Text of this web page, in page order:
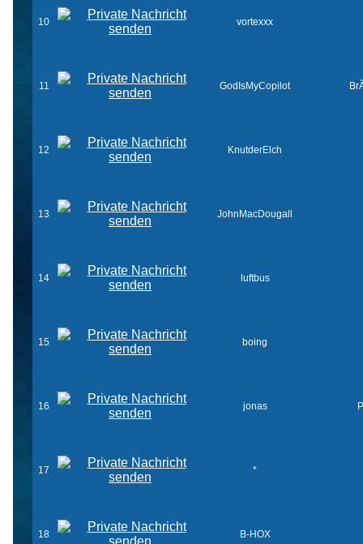
10 vortexxx
11 GodIsMyCopilot
12 KnutderElch
13 JohnMacDougall
14 luftbus
15 boing
16 jonas
17 *
18 B-HOX